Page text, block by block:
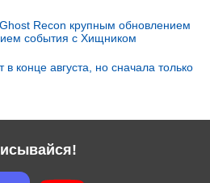
Recon крупным обновлением
события с Хищником
конце августа, но сначала только